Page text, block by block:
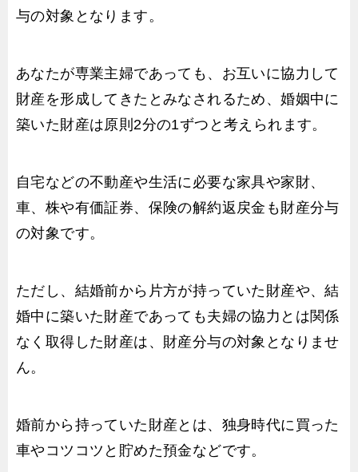
与の対象となります。
あなたが専業主婦であっても、お互いに協力して
財産を形成してきたとみなされるため、婚姻中に
築いた財産は原則2分の1ずつと考えられます。
自宅などの不動産や生活に必要な家具や家財、
車、株や有価証券、保険の解約返戻金も財産分与
の対象です。
ただし、結婚前から片方が持っていた財産や、結
婚中に築いた財産であっても夫婦の協力とは関係
なく取得した財産は、財産分与の対象となりませ
ん。
婚前から持っていた財産とは、独身時代に買った
車やコツコツと貯めた預金などです。